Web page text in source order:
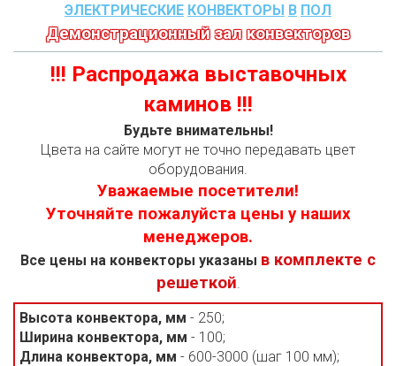
ЭЛЕКТРИЧЕСКИЕ КОНВЕКТОРЫ В ПОЛ
Демонстрационный зал конвекторов
!!! Распродажа выставочных
каминов !!!
Будьте внимательны!
Цвета на сайте могут не точно передавать цвет
оборудования.
Уважаемые посетители!
Уточняйте пожалуйста цены у наших
менеджеров.
Все цены на конвекторы указаны в комплекте с
решеткой.
Высота конвектора, мм - 250;
Ширина конвектора, мм - 100;
Длина конвектора, мм - 600-3000 (шаг 100 мм);